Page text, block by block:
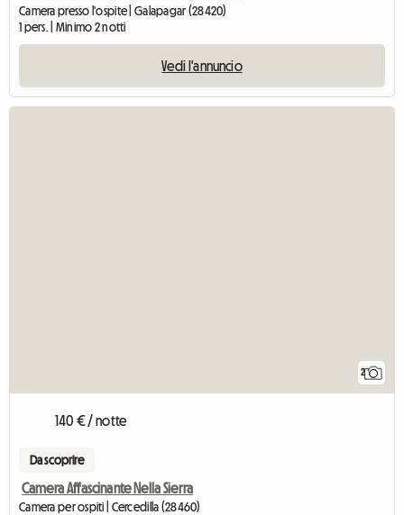
Camera presso l'ospite | Galapagar (28420)
1 pers. | Minimo 2 notti
Vedi l'annuncio
2
140 € / notte
Da scoprire
Camera Affascinante Nella Sierra
Camera per ospiti | Cercedilla (28460)